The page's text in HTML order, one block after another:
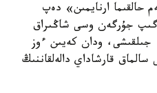
حالقىما ارنايمىن» دەپ
جۇرگەن وسى شاڭىراق
جىلقىشى، ودان كەيىن ءوز
قارشاداي دالەلقاننىڭ